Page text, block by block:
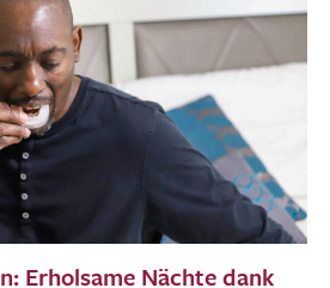
Erholsame Nächte dank